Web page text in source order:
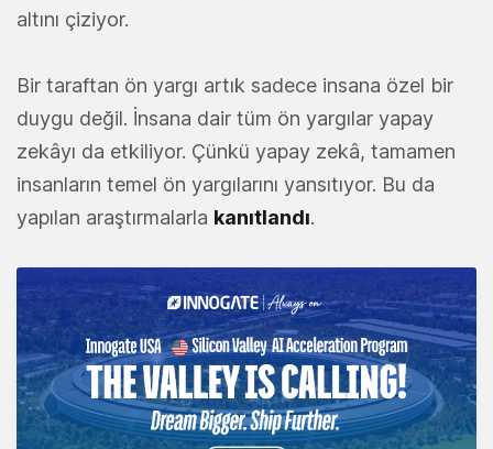
altını çiziyor.
Bir taraftan ön yargı artık sadece insana özel bir
duygu değil. İnsana dair tüm ön yargılar yapay
zekâyı da etkiliyor. Çünkü yapay zekâ, tamamen
insanların temel ön yargılarını yansıtıyor. Bu da
yapılan araştırmalarla kanıtlandı.